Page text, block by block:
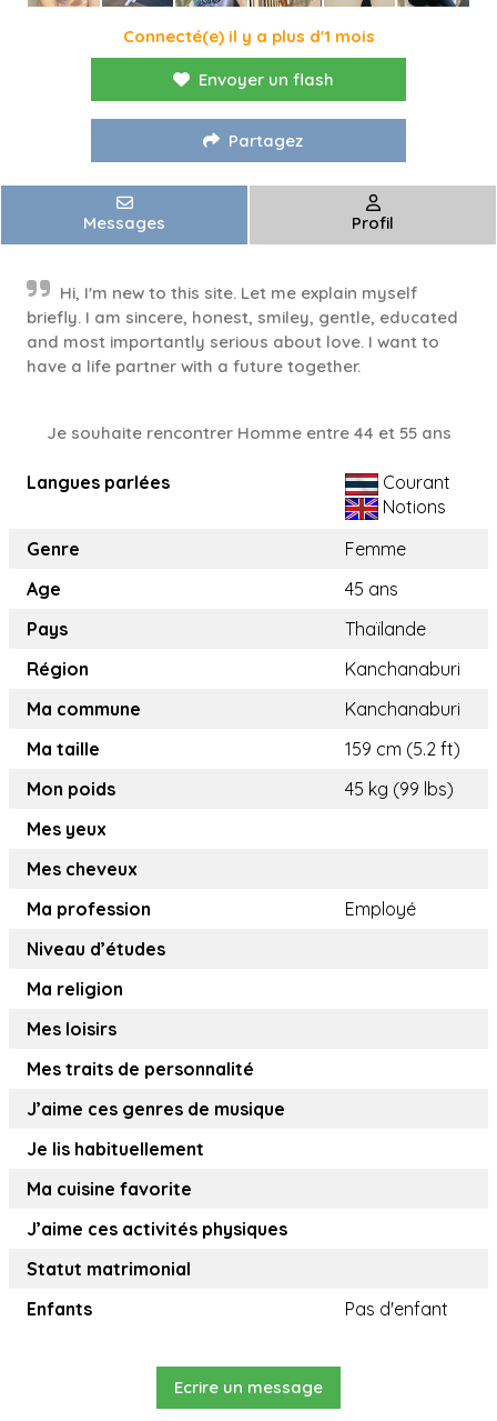
Connecté(e) il y a plus d'1 mois
Envoyer un flash
Partagez
Messages Profil
Hi, I'm new to this site. Let me explain myself
briefly. I am sincere, honest, smiley, gentle, educated
and most importantly serious about love. I want to
have a life partner with a future together.
Je souhaite rencontrer Homme entre 44 et 55 ans
Langues parlées
Courant
Notions
Genre
Femme
Age
45 ans
Pays
Thaïlande
Région
Kanchanaburi
Ma commune
Kanchanaburi
Ma taille
159 cm (5.2 ft)
Mon poids
45 kg (99 lbs)
Mes yeux
Mes cheveux
Ma profession
Employé
Niveau d’études
Ma religion
Mes loisirs
Mes traits de personnalité
J’aime ces genres de musique
Je lis habituellement
Ma cuisine favorite
J’aime ces activités physiques
Statut matrimonial
Enfants
Pas d'enfant
Ecrire un message